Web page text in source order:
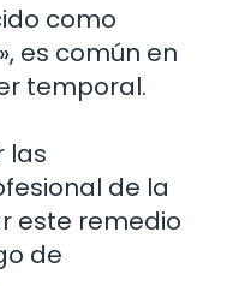
como
es común en
temporal.
las
de la
este remedio
de